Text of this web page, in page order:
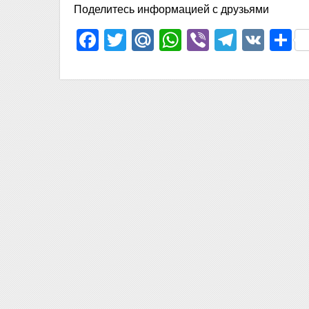
Поделитесь информацией с друзьями
Facebook
TwitterMail.Ru
WhatsApp
Viber VK